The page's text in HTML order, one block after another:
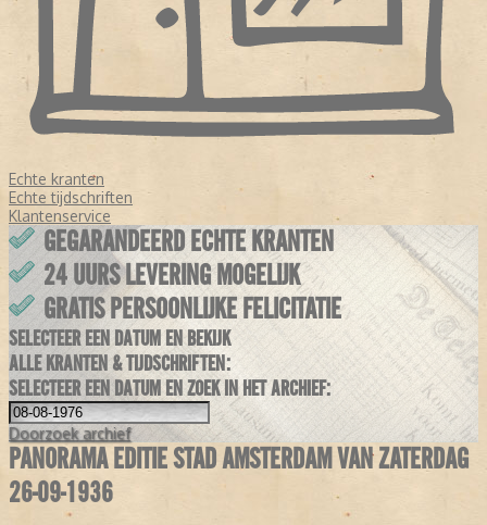
Echte kranten
Echte tijdschriften
Klantenservice
GEGARANDEERD ECHTE KRANTEN
24 UURS LEVERING MOGELIJK
GRATIS PERSOONLIJKE FELICITATIE
SELECTEER EEN DATUM EN BEKIJK
ALLE KRANTEN & TIJDSCHRIFTEN:
SELECTEER EEN DATUM EN ZOEK IN HET ARCHIEF:
Doorzoek archief
PANORAMA EDITIE STAD AMSTERDAM VAN ZATERDAG
26-09-1936